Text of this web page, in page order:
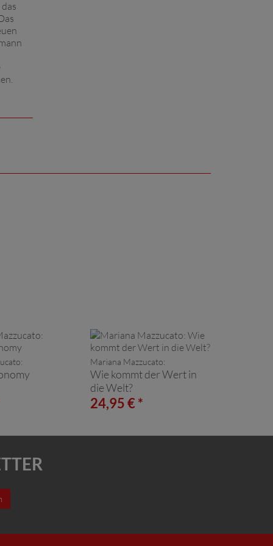
Mariana Mazzucato:
Wie kommt der Wert in
die Welt?
24,95 € *